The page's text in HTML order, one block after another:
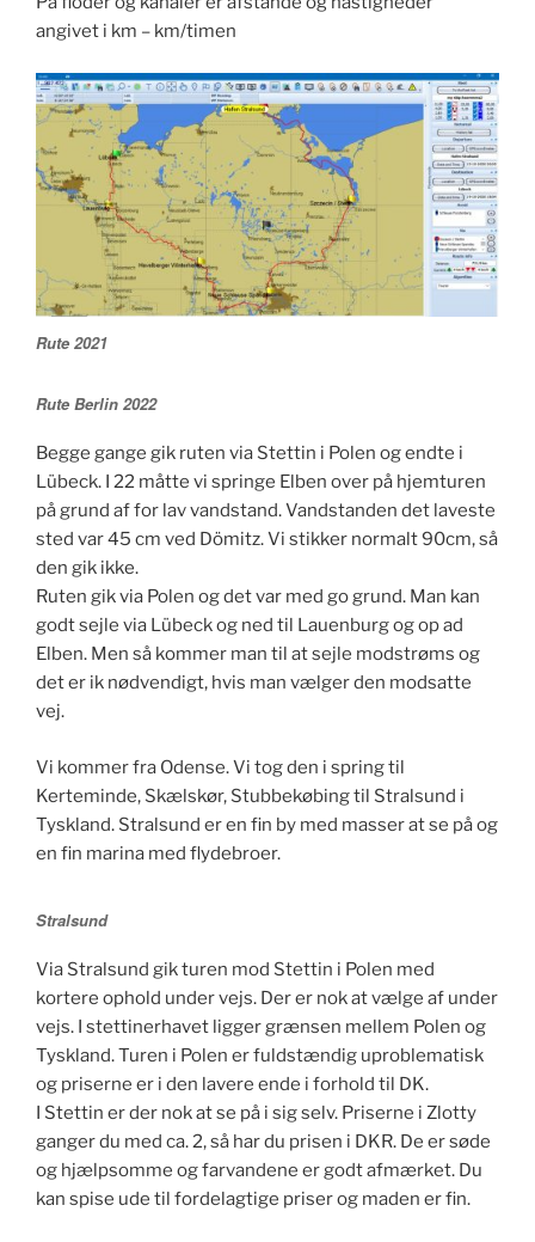
angivet i km – km/timen
Rute 2021
Rute Berlin 2022
Begge gange gik ruten via Stettin i Polen og endte i
Lübeck. I 22 måtte vi springe Elben over på hjemturen
på grund af for lav vandstand. Vandstanden det laveste
sted var 45 cm ved Dömitz. Vi stikker normalt 90cm, så
den gik ikke.
Ruten gik via Polen og det var med go grund. Man kan
godt sejle via Lübeck og ned til Lauenburg og op ad
Elben. Men så kommer man til at sejle modstrøms og
det er ik nødvendigt, hvis man vælger den modsatte
vej.
Vi kommer fra Odense. Vi tog den i spring til
Kerteminde, Skælskør, Stubbekøbing til Stralsund i
Tyskland. Stralsund er en fin by med masser at se på og
en fin marina med flydebroer.
Stralsund
Via Stralsund gik turen mod Stettin i Polen med
kortere ophold under vejs. Der er nok at vælge af under
vejs. I stettinerhavet ligger grænsen mellem Polen og
Tyskland. Turen i Polen er fuldstændig uproblematisk
og priserne er i den lavere ende i forhold til DK.
I Stettin er der nok at se på i sig selv. Priserne i Zlotty
ganger du med ca. 2, så har du prisen i DKR. De er søde
og hjælpsomme og farvandene er godt afmærket. Du
kan spise ude til fordelagtige priser og maden er fin.